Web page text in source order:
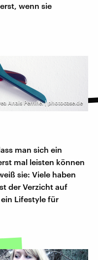
wenn sie
Anais Perrine. | photocase.de
man sich ein
mal leisten können
sie: Viele haben
der Verzicht auf
Lifestyle für